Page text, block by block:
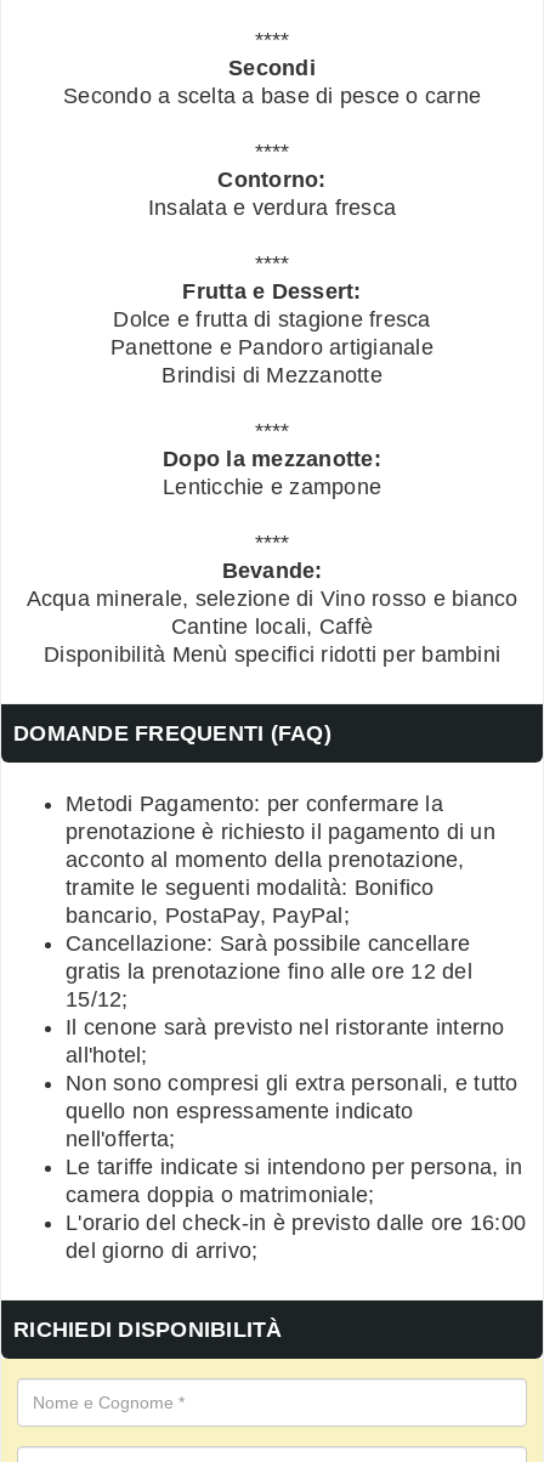
****
Secondi
Secondo a scelta a base di pesce o carne
****
Contorno:
Insalata e verdura fresca
****
Frutta e Dessert:
Dolce e frutta di stagione fresca
Panettone e Pandoro artigianale
Brindisi di Mezzanotte
****
Dopo la mezzanotte:
Lenticchie e zampone
****
Bevande:
Acqua minerale, selezione di Vino rosso e bianco
Cantine locali, Caffè
Disponibilità Menù specifici ridotti per bambini
DOMANDE FREQUENTI (FAQ)
Metodi Pagamento: per confermare la
prenotazione è richiesto il pagamento di un
acconto al momento della prenotazione,
tramite le seguenti modalità: Bonifico
bancario, PostaPay, PayPal;
Cancellazione: Sarà possibile cancellare
gratis la prenotazione fino alle ore 12 del
15/12;
Il cenone sarà previsto nel ristorante interno
all'hotel;
Non sono compresi gli extra personali, e tutto
quello non espressamente indicato
nell'offerta;
Le tariffe indicate si intendono per persona, in
camera doppia o matrimoniale;
L'orario del check-in è previsto dalle ore 16:00
del giorno di arrivo;
RICHIEDI DISPONIBILITÀ